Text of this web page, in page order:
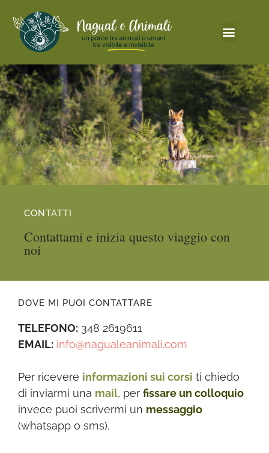
CONTATTI
Contattami e inizia questo viaggio con
noi
DOVE MI PUOI CONTATTARE
TELEFONO: 348 2619611
EMAIL: info@nagualeanimali.com
Per ricevere informazioni sui corsi ti chiedo
di inviarmi una mail, per fissare un colloquio
invece puoi scrivermi un messaggio
(whatsapp o sms).